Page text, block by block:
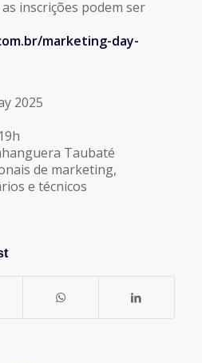
inscrições podem ser
marketing-day-
2025
Taubaté
de marketing,
e técnicos